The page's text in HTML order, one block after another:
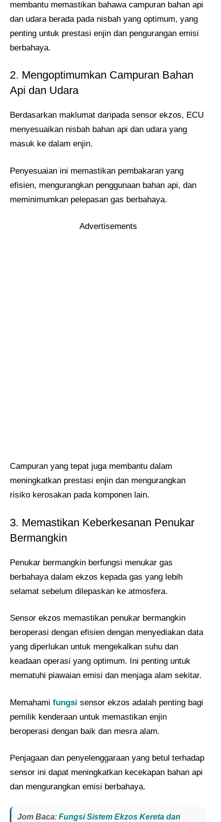
membantu memastikan bahawa campuran bahan api
dan udara berada pada nisbah yang optimum, yang
penting untuk prestasi enjin dan pengurangan emisi
berbahaya.
2. Mengoptimumkan Campuran Bahan
Api dan Udara
Berdasarkan maklumat daripada sensor ekzos, ECU
menyesuaikan nisbah bahan api dan udara yang
masuk ke dalam enjin.
Penyesuaian ini memastikan pembakaran yang
efisien, mengurangkan penggunaan bahan api, dan
meminimumkan pelepasan gas berbahaya.
Advertisements
Campuran yang tepat juga membantu dalam
meningkatkan prestasi enjin dan mengurangkan
risiko kerosakan pada komponen lain.
3. Memastikan Keberkesanan Penukar
Bermangkin
Penukar bermangkin berfungsi menukar gas
berbahaya dalam ekzos kepada gas yang lebih
selamat sebelum dilepaskan ke atmosfera.
Sensor ekzos memastikan penukar bermangkin
beroperasi dengan efisien dengan menyediakan data
yang diperlukan untuk mengekalkan suhu dan
keadaan operasi yang optimum. Ini penting untuk
mematuhi piawaian emisi dan menjaga alam sekitar.
Memahami fungsi sensor ekzos adalah penting bagi
pemilik kenderaan untuk memastikan enjin
beroperasi dengan baik dan mesra alam.
Penjagaan dan penyelenggaraan yang betul terhadap
sensor ini dapat meningkatkan kecekapan bahan api
dan mengurangkan emisi berbahaya.
Jom Baca: Fungsi Sistem Ekzos Kereta dan